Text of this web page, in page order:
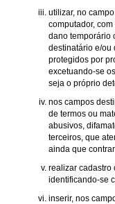
utilizar, no
computador,
dano temporário
destinatário e/ou
protegidos por
excetuando-se
seja o próprio
nos campos
de termos ou
abusivos,
terceiros, que
ainda que
realizar cadastro
identificando-se
inserir, nos